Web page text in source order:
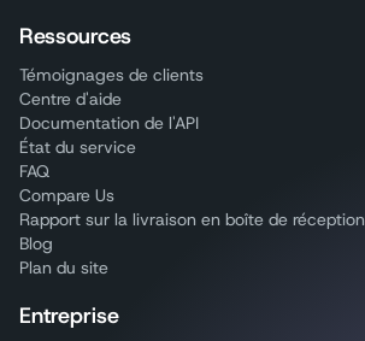
Ressources
Témoignages de clients
Centre d'aide
Documentation de l'API
État du service
FAQ
Compare Us
Rapport sur la livraison en boîte de réception
Blog
Plan du site
Entreprise